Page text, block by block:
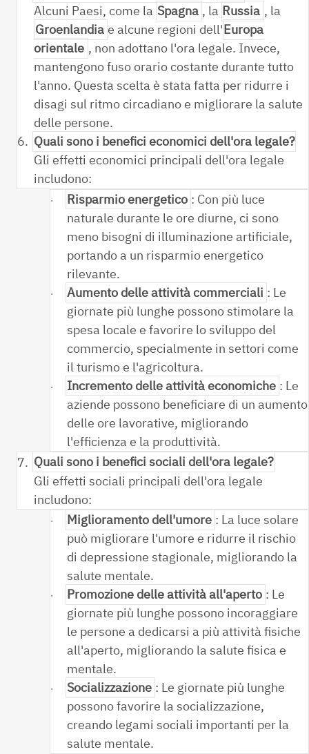
Alcuni Paesi, come la Spagna , la Russia , la
Groenlandiae alcune regioni dell'Europa
orientale , non adottano l'ora legale. Invece,
mantengono fuso orario costante durante tutto
l'anno. Questa scelta è stata fatta per ridurre i
disagi sul ritmo circadiano e migliorare la salute
delle persone.
6. Quali sono i benefici economici dell'ora legale?
Gli effetti economici principali dell'ora legale
includono:
· Risparmio energetico : Con più luce
naturale durante le ore diurne, ci sono
meno bisogni di illuminazione artificiale,
portando a un risparmio energetico
rilevante.
· Aumento delle attività commerciali : Le
giornate più lunghe possono stimolare la
spesa locale e favorire lo sviluppo del
commercio, specialmente in settori come
il turismo e l'agricoltura.
· Incremento delle attività economiche : Le
aziende possono beneficiare di un aumento
delle ore lavorative, migliorando
l'efficienza e la produttività.
7. Quali sono i benefici sociali dell'ora legale?
Gli effetti sociali principali dell'ora legale
includono:
· Miglioramento dell'umore : La luce solare
può migliorare l'umore e ridurre il rischio
di depressione stagionale, migliorando la
salute mentale.
· Promozione delle attività all'aperto : Le
giornate più lunghe possono incoraggiare
le persone a dedicarsi a più attività fisiche
all'aperto, migliorando la salute fisica e
mentale.
· Socializzazione : Le giornate più lunghe
possono favorire la socializzazione,
creando legami sociali importanti per la
salute mentale.